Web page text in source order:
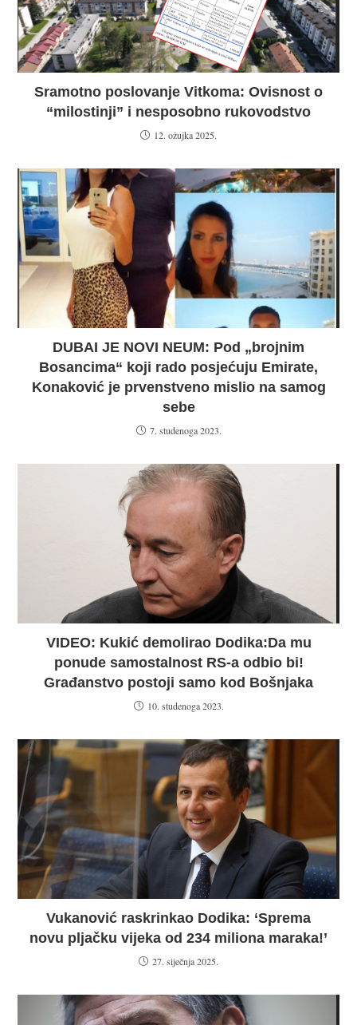
Sramotno poslovanje Vitkoma: Ovisnost o
“milostinji” i nesposobno rukovodstvo
12. ožujka 2025.
DUBAI JE NOVI NEUM: Pod „brojnim
Bosancima“ koji rado posjećuju Emirate,
Konaković je prvenstveno mislio na samog
sebe
7. studenoga 2023.
VIDEO: Kukić demolirao Dodika:Da mu
ponude samostalnost RS-a odbio bi!
Građanstvo postoji samo kod Bošnjaka
10. studenoga 2023.
Vukanović raskrinkao Dodika: ‘Sprema
novu pljačku vijeka od 234 miliona maraka!’
27. siječnja 2025.